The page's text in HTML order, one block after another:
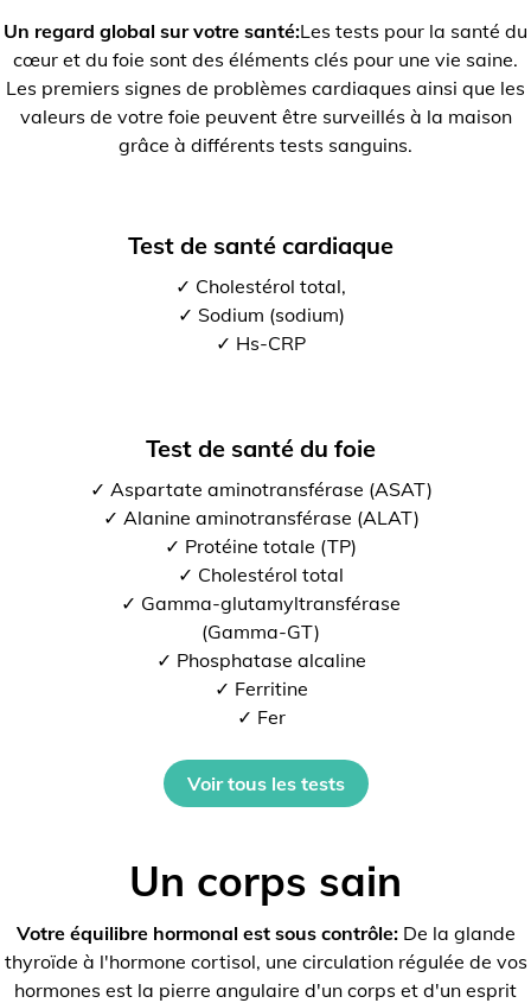
Un regard global sur votre santé:Les tests pour la santé du
cœur et du foie sont des éléments clés pour une vie saine.
Les premiers signes de problèmes cardiaques ainsi que les
valeurs de votre foie peuvent être surveillés à la maison
grâce à différents tests sanguins.
Test de santé cardiaque
✓ Cholestérol total,
✓ Sodium (sodium)
✓ Hs-CRP
Test de santé du foie
✓ Aspartate aminotransférase (ASAT)
✓ Alanine aminotransférase (ALAT)
✓ Protéine totale (TP)
✓ Cholestérol total
✓ Gamma-glutamyltransférase
(Gamma-GT)
✓ Phosphatase alcaline
✓ Ferritine
✓ Fer
Voir tous les tests
Un corps sain
Votre équilibre hormonal est sous contrôle:De la glande
thyroïde à l'hormone cortisol, une circulation régulée de vos
hormones est la pierre angulaire d'un corps et d'un esprit